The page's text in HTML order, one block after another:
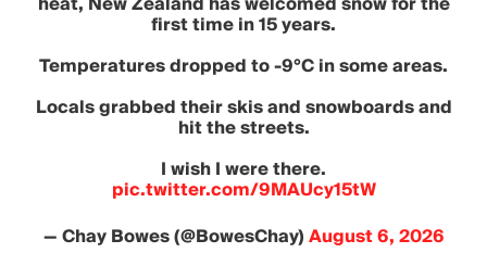
first time in 15 years.
Temperatures dropped to -9°C in some areas.
Locals grabbed their skis and snowboards and
hit the streets.
I wish I were there.
pic.twitter.com/9MAUcy15tW
— Chay Bowes (@BowesChay)August 6, 2026